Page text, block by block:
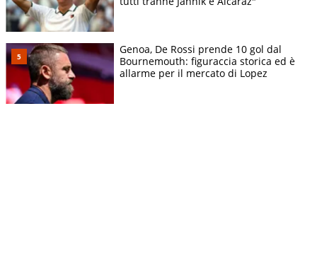
Genoa, De Rossi prende 10 gol dal
Bournemouth: figuraccia storica ed è
allarme per il mercato di Lopez